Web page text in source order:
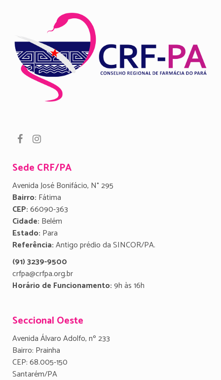
Sede CRF/PA
Avenida José Bonifácio, N° 295
Bairro: Fátima
CEP:66090-363
Cidade: Belém
Estado: Para
Referência:Antigo prédio da SINCOR/PA.
(91) 3239-9500
crfpa@crfpa.org.br
Horário de Funcionamento:9h às 16h
Seccional Oeste
Avenida Álvaro Adolfo, nº 233
Bairro: Prainha
CEP: 68.005-150
Santarém/PA